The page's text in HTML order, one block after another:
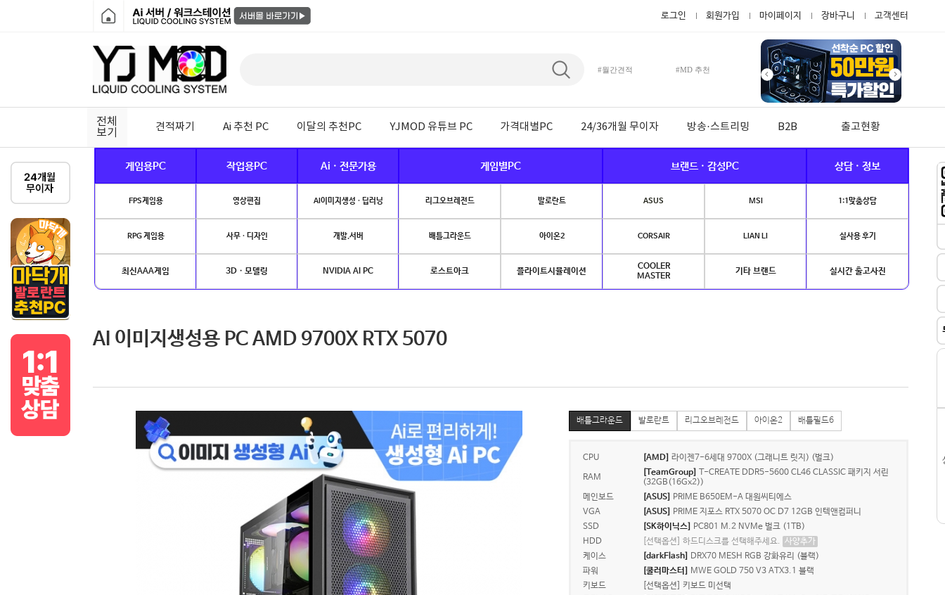
로그인 회원가입 마이페이지 장바구니 고객센터
#월간견적 #MD 추천
전체
보기
견적짜기 Ai 추천 PC 이달의 추천PC YJMOD 유튜브 PC 가격대별PC 24/36개월 무이자 방송·스트리밍 B2B 출고현황
게임용PC 작업용PC Ai · 전문가용 게임별PC 브랜드 · 감성PC 상담 · 정보
FPS게임용 영상편집 AI이미지생성 · 딥러닝 리그오브레전드 발로란트 ASUS MSI 1:1맞춤상담
RPG 게임용 사무 · 디자인 개발.서버 배틀그라운드 아이온2 CORSAIR LIAN LI 실사용 후기
최신AAA게임 3D · 모델링 NVIDIA AI PC 로스트아크 플라이트시뮬레이션
COOLER
MASTER
기타 브랜드 실시간 출고사진
AI 이미지생성용 PC AMD 9700X RTX 5070
배틀그라운드 발로란트 리그오브레전드 아이온2 배틀필드6
CPU [AMD] 라이젠7-6세대 9700X (그래니트 릿지) (벌크)
RAM
[TeamGroup]
T-CREATE DDR5-5600 CL46 CLASSIC 패키지 서린
(32GB(16Gx2))
메인보드
[ASUS]
PRIME B650EM-A 대원씨티에스
VGA
[ASUS]
PRIME 지포스 RTX 5070 OC D7 12GB 인텍앤컴퍼니
SSD
[SK하이닉스]
PC801 M.2 NVMe 벌크 (1TB)
HDD
[선택옵션] 하드디스크를 선택해주세요. 사양추가
케이스
[darkFlash]
DRX70 MESH RGB 강화유리 (블랙)
파워
[쿨러마스터]
MWE GOLD 750 V3 ATX3.1 블랙
키보드
[선택옵션] 키보드 미선택